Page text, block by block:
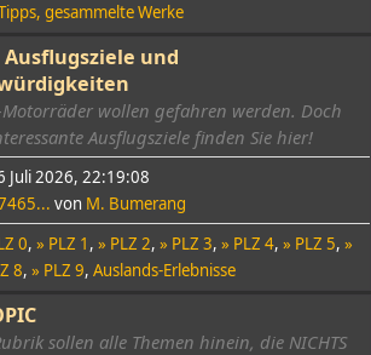
gesammelte Werke
Ausflugsziele und
wollen gefahren werden. Doch
Ausflugsziele finden Sie hier!
Juli 2026, 22:19:08
von M. Bumerang
0 » PLZ 1 » PLZ 2 » PLZ 3 » PLZ 4 » PLZ 5 »
8 » PLZ 9 Auslands-Erlebnisse
sollen alle Themen hinein, die NICHTS